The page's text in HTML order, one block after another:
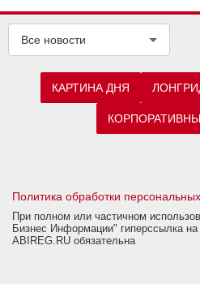
Все новости
КАРТИНА ДНЯ
Политика обработки
При полном или частичном
Бизнес Информации" гиперссылка
ABIREG.RU обязательна